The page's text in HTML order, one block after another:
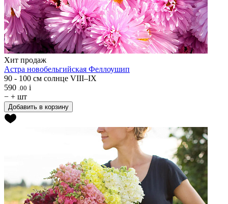
Хит продаж
Астра новобельгийская Феллоушип
90 - 100 см солнце VIII–IX
590 .00 i
− + шт
Добавить в корзину